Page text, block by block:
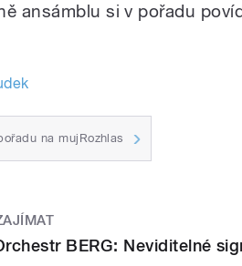
ansámblu si v pořadu
na mujRozhlas
BERG: Neviditelné